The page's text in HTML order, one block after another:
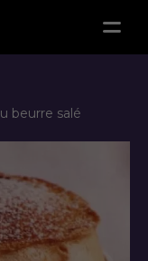
beurre salé